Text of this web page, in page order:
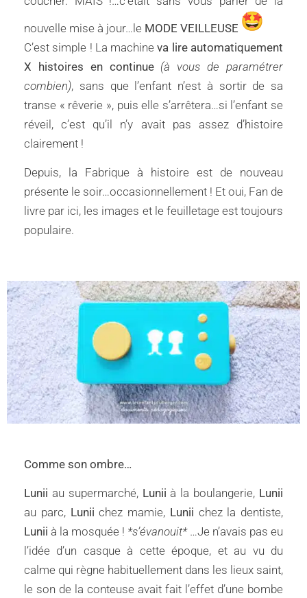
nouvelle mise à jour…le MODE VEILLEUSE
C’est simple ! La machineva lire automatiquement
X histoires en continue (à vous de paramétrer
combien), sans que l’enfant n’est à sortir de sa
transe « rêverie », puis elle s’arrêtera…si l’enfant se
réveil, c’est qu’il n’y avait pas assez d’histoire
clairement !
Depuis, la Fabrique à histoire est de nouveau
présente le soir…occasionnellement ! Et oui, Fan de
livre par ici, les images et le feuilletage est toujours
populaire.
Comme son ombre…
Lunii au supermarché, Luniià la boulangerie, Lunii
au parc, Luniichez mamie, Lunii chez la dentiste,
Lunii à la mosquée ! *s’évanouit*…Je n’avais pas eu
l’idée d’un casque à cette époque, et au vu du
calme qui règne habituellement dans les lieux saint,
le son de la conteuse avait fait l’effet d’une bombe